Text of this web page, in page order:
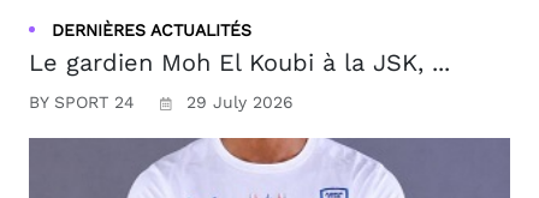
DERNIÈRES ACTUALITÉS
Le gardien Moh El Koubi à la JSK, ...
BY SPORT 24 29 July 2026